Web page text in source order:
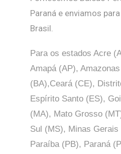
Paraná e enviamos
Brasil.
Para os estados Acre
Amapá (AP),
(BA),Ceará (CE),
Espírito Santo (ES),
(MA), Mato Grosso
Sul (MS), Minas
Paraíba (PB), Paraná